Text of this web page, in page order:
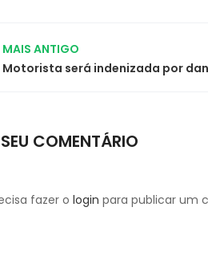
MAIS ANTIGO
COMENTÁRIO
fazer o login para publicar um